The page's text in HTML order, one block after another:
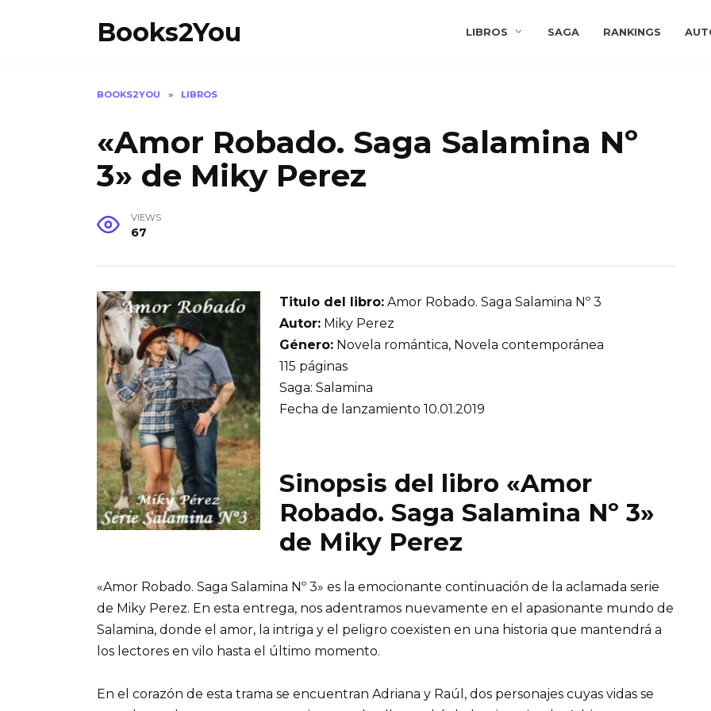
Books2You LIBROS SAGA RANKINGS
BOOKS2YOU » LIBROS
«Amor Robado. Saga Salamina Nº
3» de Miky Perez
VIEWS
67
Titulo del libro: Amor Robado. Saga Salamina Nº 3
Autor: Miky Perez
Género: Novela romántica, Novela contemporánea
115 páginas
Saga: Salamina
Fecha de lanzamiento 10.01.2019
Sinopsis del libro «Amor
Robado. Saga Salamina Nº 3»
de Miky Perez
«Amor Robado. Saga Salamina Nº 3» es la emocionante continuación de la aclamada serie
de Miky Perez. En esta entrega, nos adentramos nuevamente en el apasionante mundo de
Salamina, donde el amor, la intriga y el peligro coexisten en una historia que mantendrá a
los lectores en vilo hasta el último momento.
En el corazón de esta trama se encuentran Adriana y Raúl, dos personajes cuyas vidas se